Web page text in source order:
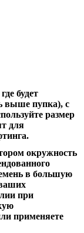
будет
выше пупка), с
размер
для
окружность
в большую
при
применяете